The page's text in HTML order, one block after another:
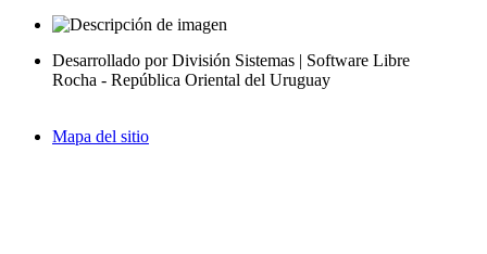
Desarrollado por División Sistemas | Software Libre
Rocha - República Oriental del Uruguay
Mapa del sitio